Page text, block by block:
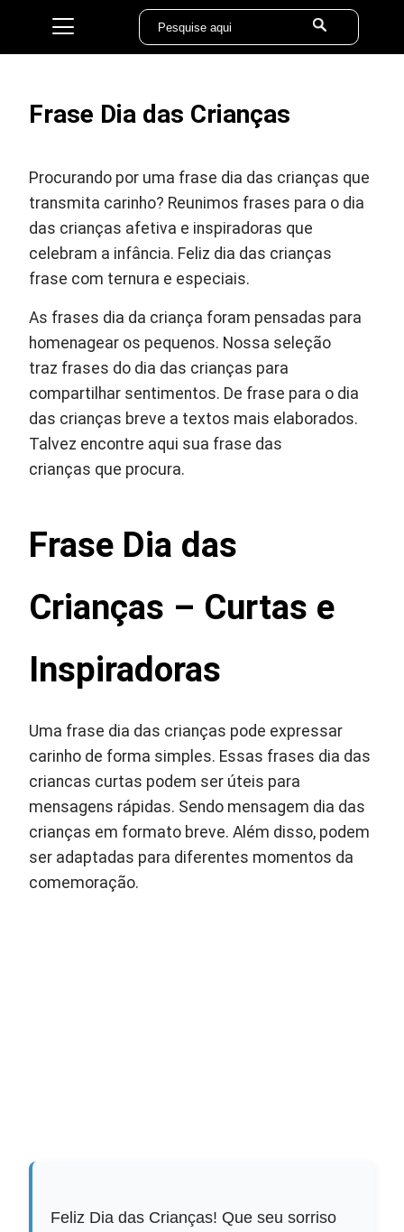
Frase Dia das Crianças
Procurando por uma frase dia das crianças que
transmita carinho? Reunimos frases para o dia
das crianças afetiva e inspiradoras que
celebram a infância. Feliz dia das crianças
frase com ternura e especiais.
As frases dia da criança foram pensadas para
homenagear os pequenos. Nossa seleção
traz frases do dia das crianças para
compartilhar sentimentos. De frase para o dia
das crianças breve a textos mais elaborados.
Talvez encontre aqui sua frase das
crianças que procura.
Frase Dia das
Crianças – Curtas e
Inspiradoras
Uma frase dia das crianças pode expressar
carinho de forma simples. Essas frases dia das
criancas curtas podem ser úteis para
mensagens rápidas. Sendo mensagem dia das
crianças em formato breve. Além disso, podem
ser adaptadas para diferentes momentos da
comemoração.
Feliz Dia das Crianças! Que seu sorriso